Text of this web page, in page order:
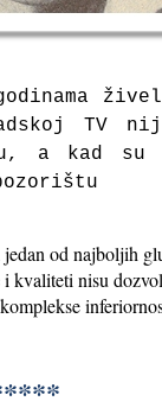
TV
kad su
od najboljih
kvaliteti nisu